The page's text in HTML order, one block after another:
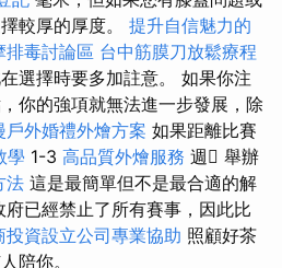
較厚的厚度。 提升自信魅力的
排毒討論區 台中筋膜刀放鬆療程
選擇時要多加註意。 如果你注
你的強項就無法進一步發展，除
戶外婚禮外燴方案 如果距離比賽
學 1-3 高品質外燴服務 週 舉辦
法 這是最簡單但不是最合適的解
已經禁止了所有賽事，因此比
投資設立公司專業協助 照顧好茶
陪你。